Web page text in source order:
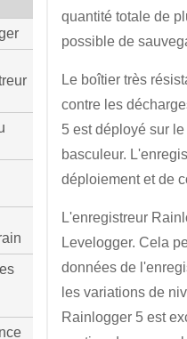
quantité totale de
possible de
Le boîtier très
contre les
5 est déployé sur
basculeur.
déploiement et de
L'enregistreur
Levelogger. Cela
données de
les variations de
Rainlogger 5 est